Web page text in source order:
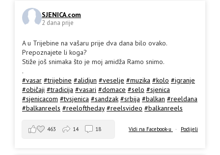
SJENICA.com
2 dana prije
A u Trijebine na vašaru prije dva dana bilo ovako.
Prepoznajete li koga?
Stiže još snimaka što je moj amidža Ramo snimo.
.
#vasar #trijebine #alidjun #veselje #muzika #kolo #igranje
#običaji #tradicija #vasari #domace #selo #sjenica
#sjenicacom #tvsjenica #sandzak #srbija #balkan #reeldana
#balkanreels #reeloftheday #reelsvideo #balkanreels
Vidi na Facebook-u · Podijeli
463 14 18